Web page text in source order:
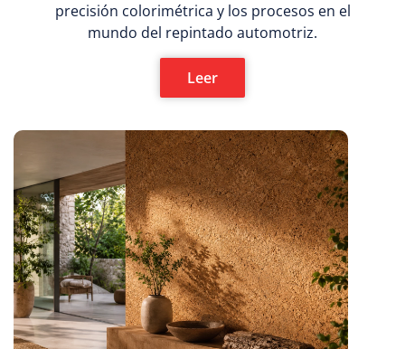
precisión colorimétrica y los procesos en el
mundo del repintado automotriz.
Leer